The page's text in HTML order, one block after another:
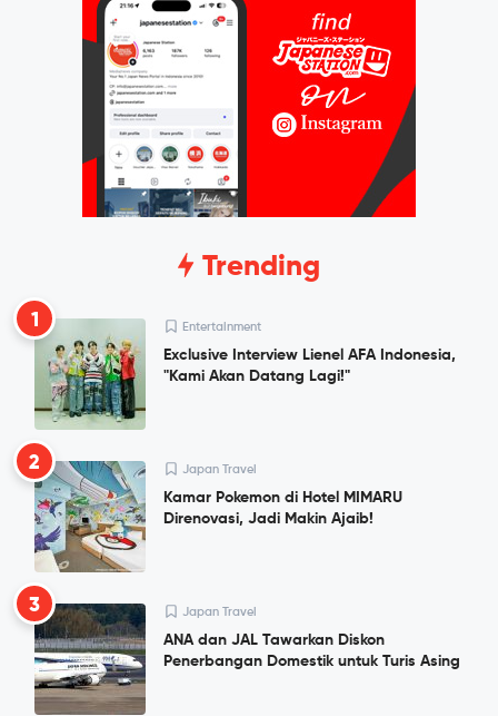
Trending
1 Entertainment
Exclusive Interview Lienel AFA Indonesia,
"Kami Akan Datang Lagi!"
2 Japan Travel
Kamar Pokemon di Hotel MIMARU
Direnovasi, Jadi Makin Ajaib!
3 Japan Travel
ANA dan JAL Tawarkan Diskon
Penerbangan Domestik untuk Turis Asing